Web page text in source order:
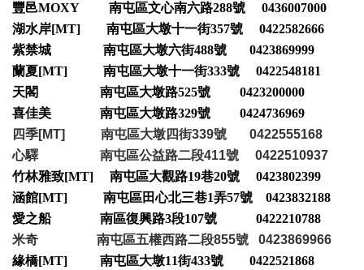
豐邑MOXY 南屯區文心南六路288號 0436007000
湖水岸[MT] 南屯區大墩十一街357號 0422582666
紫禁城 南屯區大墩六街488號 0423869999
蘭夏[MT] 南屯區大墩十一街333號 0422548181
天閣 南屯區大墩路525號 0423200000
喜佳美 南屯區大墩路329號 0424736969
四季[MT] 南屯區大墩四街339號 0422555168
心驛 南屯區公益路二段411號 0422510937
竹林雅致[MT] 南屯區大觀路19巷20號 0423802399
涵館[MT] 南屯區田心北三巷1弄57號 0423832188
愛之船 南區復興路3段107號 0422210788
米奇 南屯區五權西路二段855號 0423869966
緣橋[MT] 南屯區大墩11街433號 0422521868